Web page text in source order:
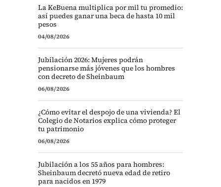
La KeBuena multiplica por mil tu promedio:
así puedes ganar una beca de hasta 10 mil
pesos
04/08/2026
Jubilación 2026: Mujeres podrán
pensionarse más jóvenes que los hombres
con decreto de Sheinbaum
06/08/2026
¿Cómo evitar el despojo de una vivienda? El
Colegio de Notarios explica cómo proteger
tu patrimonio
06/08/2026
Jubilación a los 55 años para hombres:
Sheinbaum decretó nueva edad de retiro
para nacidos en 1979